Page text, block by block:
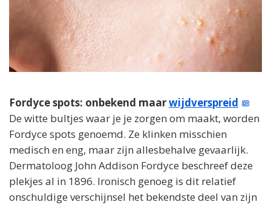
Fordyce spots: onbekend maarwijdverspreid
De witte bultjes waar je je zorgen om maakt, worden
Fordyce spots genoemd. Ze klinken misschien
medisch en eng, maar zijn allesbehalve gevaarlijk.
Dermatoloog John Addison Fordyce beschreef deze
plekjes al in 1896. Ironisch genoeg is dit relatief
onschuldige verschijnsel het bekendste deel van zijn